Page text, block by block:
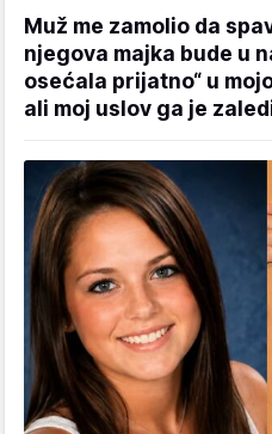
Muž me zamolio da
njegova majka bude u
osećala prijatno“ u
ali moj uslov ga je